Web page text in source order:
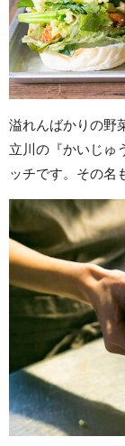
溢れんばかりの野
立川の『かいじゅ
ッチです。その名